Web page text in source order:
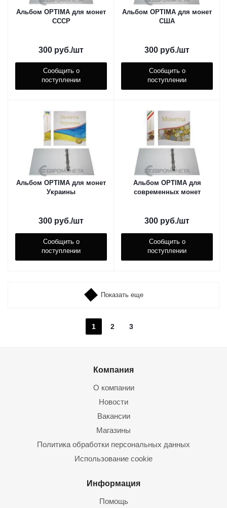
Альбом OPTIMA для монет
СССР
300 руб./шт
Сообщить о
поступлении
Альбом OPTIMA для монет
США
300 руб./шт
Сообщить о
поступлении
Альбом OPTIMA для монет
Украины
300 руб./шт
Сообщить о
поступлении
Альбом OPTIMA для
современных монет
300 руб./шт
Сообщить о
поступлении
Показать еще
1 2 3
Компания
О компании
Новости
Вакансии
Магазины
Политика обработки персональных данных
Использование cookie
Информация
Помощь